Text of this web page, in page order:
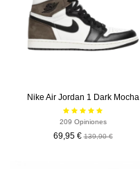
Nike Air Jordan 1 Dark Mocha
209 Opiniones
69,95 € 139,90 €